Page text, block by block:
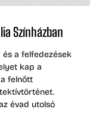
Színházban
és a felfedezések
kap a
felnőtt
évad utolsó